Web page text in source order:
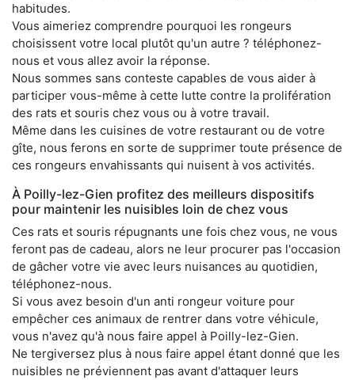
habitudes.
Vous aimeriez comprendre pourquoi les rongeurs
choisissent votre local plutôt qu'un autre ? téléphonez-
nous et vous allez avoir la réponse.
Nous sommes sans conteste capables de vous aider à
participer vous-même à cette lutte contre la prolifération
des rats et souris chez vous ou à votre travail.
Même dans les cuisines de votre restaurant ou de votre
gîte, nous ferons en sorte de supprimer toute présence de
ces rongeurs envahissants qui nuisent à vos activités.
À Poilly-lez-Gien profitez des meilleurs dispositifs
pour maintenir les nuisibles loin de chez vous
Ces rats et souris répugnants une fois chez vous, ne vous
feront pas de cadeau, alors ne leur procurer pas l'occasion
de gâcher votre vie avec leurs nuisances au quotidien,
téléphonez-nous.
Si vous avez besoin d'un anti rongeur voiture pour
empêcher ces animaux de rentrer dans votre véhicule,
vous n'avez qu'à nous faire appel à Poilly-lez-Gien.
Ne tergiversez plus à nous faire appel étant donné que les
nuisibles ne préviennent pas avant d'attaquer leurs